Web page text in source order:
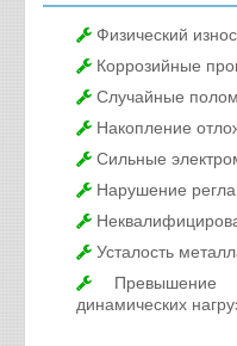
Физический износ.
Коррозийные
Случайные
Накопление
Сильные
Нарушение
Усталость
Превышение
динамических